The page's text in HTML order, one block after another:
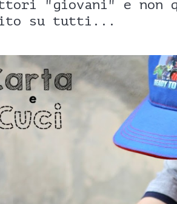
"giovani" e non
su tutti...